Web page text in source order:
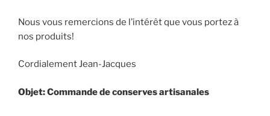
Nous vous remercions de l’intérêt que vous portez à
nos produits!
Cordialement Jean-Jacques
Objet: Commande de conserves artisanales